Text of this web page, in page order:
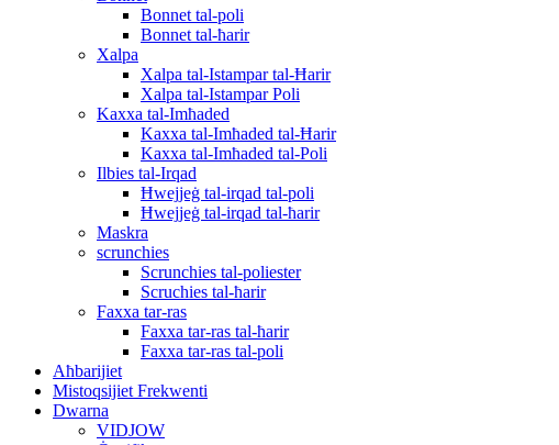
Bonnet tal-poli
Bonnet tal-ħarir
Xalpa
Xalpa tal-Istampar tal-Ħarir
Xalpa tal-Istampar Poli
Kaxxa tal-Imħaded
Kaxxa tal-Imħaded tal-Ħarir
Kaxxa tal-Imħaded tal-Poli
Ilbies tal-Irqad
Ħwejjeġ tal-irqad tal-poli
Ħwejjeġ tal-irqad tal-ħarir
Maskra
scrunchies
Scrunchies tal-poliester
Scruchies tal-ħarir
Faxxa tar-ras
Faxxa tar-ras tal-ħarir
Faxxa tar-ras tal-poli
Aħbarijiet
Mistoqsijiet Frekwenti
Dwarna
VIDJOW